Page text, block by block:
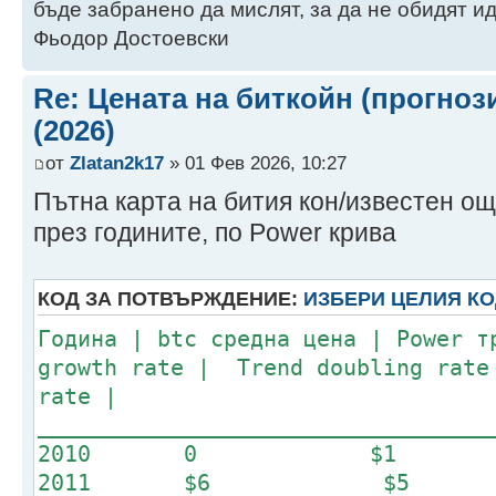
бъде забранено да мислят, за да не обидят
Фьодор Достоевски
Re: Цената на биткойн
(2026)
от Zlatan2k17 » 01 Фев 2026, 10:27
Пътна карта на бития кон/известен
през годините, по Power крива
КОД ЗА ПОТВЪРЖДЕНИЕ: ИЗБЕРИ ЦЕЛИЯ
Година | btc средна цена | Power
growth rate | Trend doubling
rate |
2010 0
2011 $6 $5